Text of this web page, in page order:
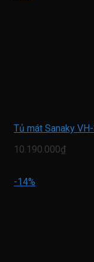
Tủ mát Sanaky
10.190.000₫
-14%